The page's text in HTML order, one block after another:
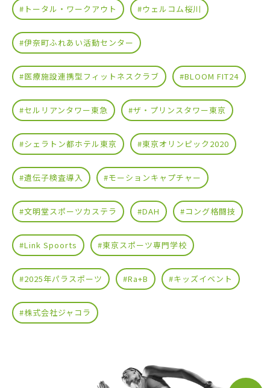
#トータル・ワークアウト #ウェルコム桜川
#伊奈町ふれあい活動センター
#医療施設連携型フィットネスクラブ #BLOOM FIT24
#セルリアンタワー東急 #ザ・プリンスタワー東京
#シェラトン都ホテル東京 #東京オリンピック2020
#遺伝子検査導入 #モーションキャプチャー
#文明堂スポーツカステラ #DAH #コング格闘技
#Link Spoorts #東京スポーツ専門学校
#2025年パラスポーツ #Ra+B #キッズイベント
#株式会社ジャコラ